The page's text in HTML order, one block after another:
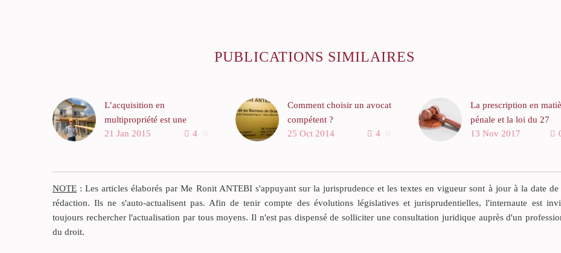
PUBLICATIONS SIMILAIRES
L’acquisition en
multipropriété est une
opération ruineuse et que le
Dans les années 80-90, se
sont développées en
Europe de curieuses
modalités d’accès à la
4 0
21 Jan 2015
Comment choisir un avocat
compétent ?
arriver qu’on ait besoin de
saisir un avocat pour un
conseil juridique ou dans le
cadre d’une procédure
4 0
25 Oct 2014
La prescription en
pénale et la loi du 27
février 2017
ne correspond plus à
société contemporaine
l’on se rappelle de tout,
rien ne s’éteint
13 Nov 2017
NOTE : Les articles élaborés par Me Ronit ANTEBI s'appuyant sur la jurisprudence et les textes en vigueur sont à jour à la date de
rédaction. Ils ne s'auto-actualisent pas. Afin de tenir compte des évolutions législatives et jurisprudentielles, l'internaute est
toujours rechercher l'actualisation par tous moyens. Il n'est pas dispensé de solliciter une consultation juridique auprès d'un
du droit.